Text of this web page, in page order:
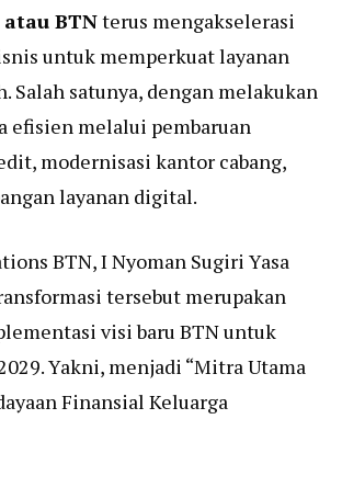
BTNterus mengakselerasi
untuk memperkuat layanan
Salah satunya, dengan melakukan
efisien melalui pembaruan
modernisasi kantor cabang,
layanan digital.
BTN, I Nyoman Sugiri Yasa
tersebut merupakan
visi baru BTN untuk
Yakni, menjadi “Mitra Utama
Finansial Keluarga